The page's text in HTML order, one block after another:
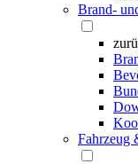
Brand-
Fahrzeug